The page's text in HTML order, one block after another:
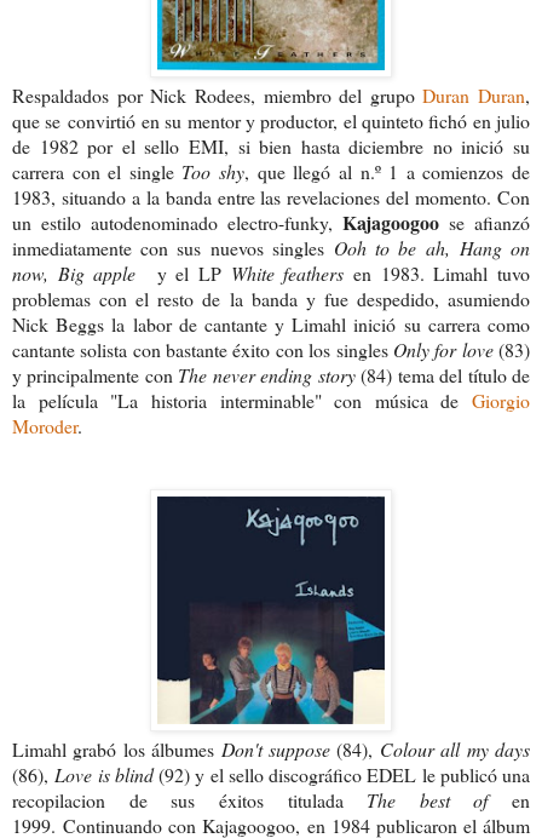
Respaldados por Nick Rodees, miembro del grupoDuran Duran,
que se convirtió en su mentor y productor, el quinteto fichó en julio
de 1982 por el sello EMI, si bien hasta diciembre no inició su
carrera con el single Too shy, que llegó al n.º 1 a comienzos de
1983, situando a la banda entre las revelaciones del momento. Con
un estilo autodenominado electro-funky, Kajagoogoo se afianzó
inmediatamente con sus nuevos singles Ooh to be ah, Hang on
now, Big apple y el LP White feathers en 1983. Limahl tuvo
problemas con el resto de la banda y fue despedido, asumiendo
Nick Beggs la labor de cantante y Limahl inició su carrera como
cantante solista con bastante éxito con los singles Only for love(83)
y principalmente con The never ending story(84) tema del título de
la película "La historia interminable" con música de Giorgio
Moroder.
Limahl grabó los álbumes Don't suppose(84), Colour all my days
(86), Love is blind(92) y el sello discográfico EDEL le publicó una
recopilacion de sus éxitos titulada The best of en
1999. Continuando con Kajagoogoo, en 1984 publicaron el álbum